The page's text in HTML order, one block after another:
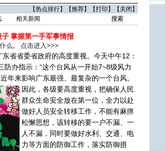
【热点排行】【推荐】【打印 】【 关闭 】
相关新闻
子掌握第一手军事情报
么。 点击进入>>>
省委省政府的高度重视。今天中午12：
办指示：“这个台风从一开始7~8级风力
年来影响广东最强、最复杂的一个台风。
因此，各级要高度重视，把确保人民
群众生命安全放在第一位，全力以赴
做好人员安全转移工作，不能有麻痹
松懈思想，该转移的要一户不漏、一
人不漏，同时要做好水利、交通、电
力等方面的防御工作，落实防御措